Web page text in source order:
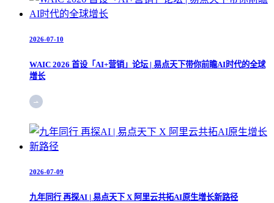
2026-07-10
WAIC 2026 首设「AI+营销」论坛 | 易点天下带你前瞻AI时代的全球
增长
2026-07-09
九年同行 再探AI | 易点天下 X 阿里云共拓AI原生增长新路径